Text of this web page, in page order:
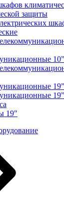
защиты
10”
19”
19”
19"